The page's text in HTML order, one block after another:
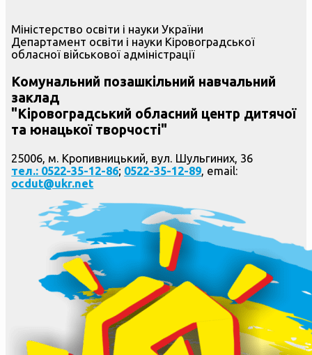
Міністерство освіти і науки України
Департамент освіти і науки Кіровоградської
обласної військової адміністрації
Комунальний позашкільний навчальний
заклад
"Кіровоградський обласний центр дитячої
та юнацької творчості"
25006, м. Кропивницький, вул. Шульгиних, 36
тел.: 0522-35-12-86; 0522-35-12-89, email:
ocdut@ukr.net